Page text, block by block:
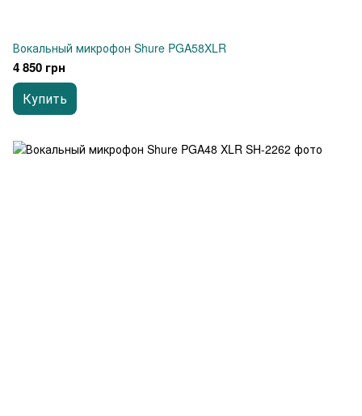
Вокальный микрофон Shure PGA58XLR
4 850 грн
Купить